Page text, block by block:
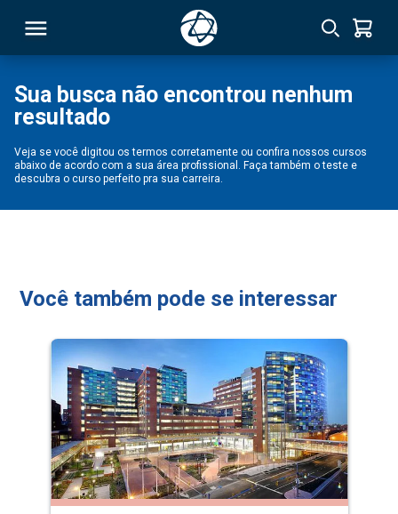
Sua busca não encontrou nenhum
resultado
Veja se você digitou os termos corretamente ou confira nossos cursos
abaixo de acordo com a sua área profissional. Faça também o teste e
descubra o curso perfeito pra sua carreira.
Você também pode se interessar